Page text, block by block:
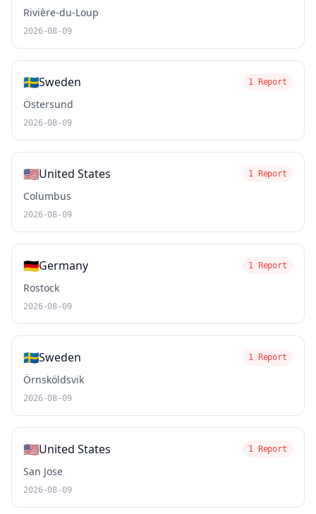
Rivière-du-Loup
2026-08-09
🇸🇪Sweden 1 Report
Östersund
2026-08-09
🇺🇸United States 1 Report
Columbus
2026-08-09
🇩🇪Germany 1 Report
Rostock
2026-08-09
🇸🇪Sweden 1 Report
Örnsköldsvik
2026-08-09
🇺🇸United States 1 Report
San Jose
2026-08-09